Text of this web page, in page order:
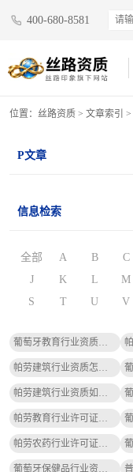
400-680-8581
位置： 丝路资质 > 文章索引 >
P文章
信息检索
全部 A B C
J
K L M
S
T U V
葡萄牙教育行业资质办理代办机构推荐
帕劳建筑行业资质怎么办理？
帕劳建筑行业资质如何办理？
帕劳教育行业许可证代理公司哪家好
帕劳农药行业许可证办理流程、价格攻略
葡萄牙保健品行业资质办理的条件是什么